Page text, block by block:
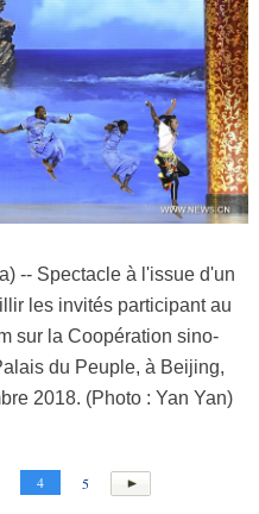
-- Spectacle à l'issue d'un
les invités participant au
sur la Coopération sino-
du Peuple, à Beijing,
2018. (Photo : Yan Yan)
4 5